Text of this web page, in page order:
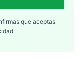
que aceptas